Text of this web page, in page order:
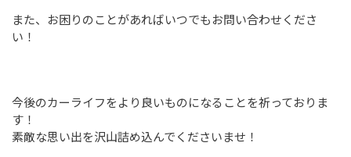
また、お困りのことがあればいつでもお問い合わせくださ
い！
今後のカーライフをより良いものになることを祈っておりま
す！
素敵な思い出を沢山詰め込んでくださいませ！